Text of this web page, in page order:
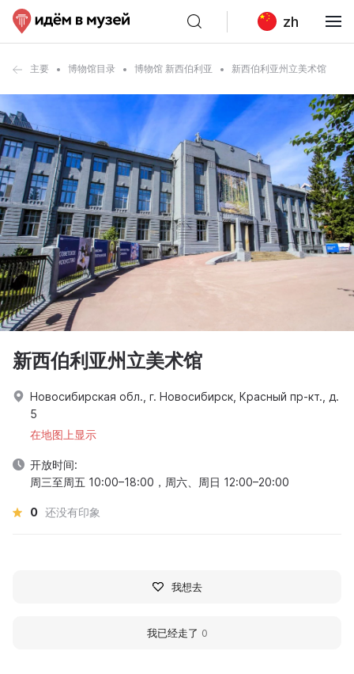
zh
主要 博物馆目录 博物馆 新西伯利亚 新西伯利亚州立美术馆
新西伯利亚州立美术馆
Новосибирская обл., г. Новосибирск, Красный пр-кт., д.
5
在地图上显示
开放时间:
周三至周五 10:00–18:00，周六、周日 12:00–20:00
0 还没有印象
我想去
我已经走了 0